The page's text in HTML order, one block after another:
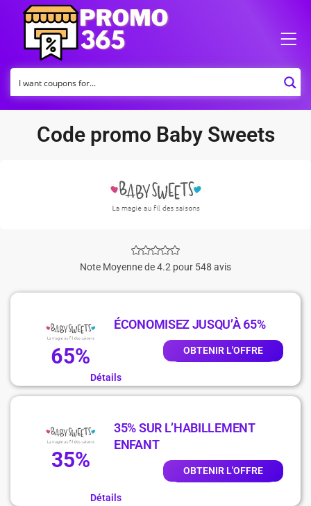
Code promo Baby Sweets
Note Moyenne de 4.2 pour 548 avis
65%
ÉCONOMISEZ JUSQU’À 65%
OBTENIR L'OFFRE
Détails
35%
35% SUR L’HABILLEMENT
ENFANT
OBTENIR L'OFFRE
Détails